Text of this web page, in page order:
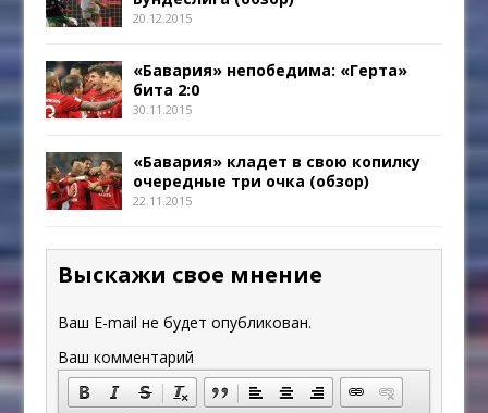
20.12.2015
«Бавария» непобедима: «Герта»
бита 2:0
30.11.2015
«Бавария» кладет в свою копилку
очередные три очка (обзор)
22.11.2015
Выскажи свое мнение
Ваш E-mail не будет опубликован.
Ваш комментарий